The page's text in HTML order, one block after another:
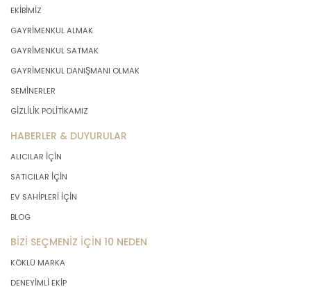
EKİBİMİZ
GAYRİMENKUL ALMAK
GAYRİMENKUL SATMAK
GAYRİMENKUL DANIŞMANI OLMAK
SEMİNERLER
GİZLİLİK POLİTİKAMIZ
HABERLER & DUYURULAR
ALICILAR İÇİN
SATICILAR İÇİN
EV SAHİPLERİ İÇİN
BLOG
BİZİ SEÇMENİZ İÇİN 10 NEDEN
KÖKLÜ MARKA
DENEYİMLİ EKİP